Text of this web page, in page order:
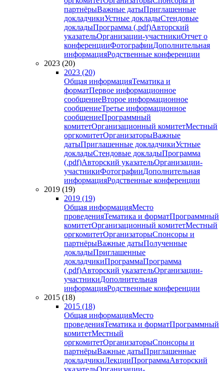
партнёрыВажные датыПриглашенные
докладчикиУстные докладыСтендовые
докладыПрограмма (.pdf)Авторский
указательОрганизации-участникиОтчет о
конференцииФотографииДополнительная
информацияРодственные конференции
2023 (20)
2023 (20)
Общая информацияТематика и
форматПервое информационное
сообщениеВторое информационное
сообщениеТретье информационное
сообщениеПрограммный
комитетОрганизационный комитетМестный
оргкомитетОрганизаторыВажные
датыПриглашенные докладчикиУстные
докладыСтендовые докладыПрограмма
(.pdf)Авторский указательОрганизации-
участникиФотографииДополнительная
информацияРодственные конференции
2019 (19)
2019 (19)
Общая информацияМесто
проведенияТематика и форматПрограммный
комитетОрганизационный комитетМестный
оргкомитетОрганизаторыСпонсоры и
партнёрыВажные датыПолученные
докладыПриглашенные
докладчикиПрограммаПрограмма
(.pdf)Авторский указательОрганизации-
участникиДополнительная
информацияРодственные конференции
2015 (18)
2015 (18)
Общая информацияМесто
проведенияТематика и форматПрограммный
комитетМестный
оргкомитетОрганизаторыСпонсоры и
партнёрыВажные датыПриглашенные
докладчикиЛекцииПрограммаАвторский
указательОрганизации-